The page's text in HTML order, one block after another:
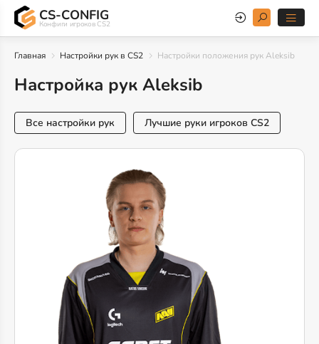
CS-CONFIG
Конфиги игроков CS2
Главная Настройки рук в CS2 Настройки положения рук Aleksib
Настройка рук Aleksib
Все настройки рук Лучшие руки игроков CS2